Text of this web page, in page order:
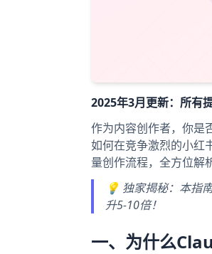
2025年3月更新：所有
作为内容创作者，你是
如何在竞争激烈的小红
量创作流程，全方位解
💡 独家揭秘：本指
升5-10倍！
一、为什么